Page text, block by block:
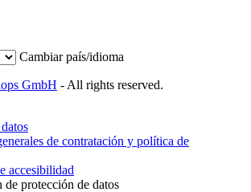
Cambiar país/idioma
GmbH - All rights reserved.
de contratación y política de
accesibilidad
protección de datos